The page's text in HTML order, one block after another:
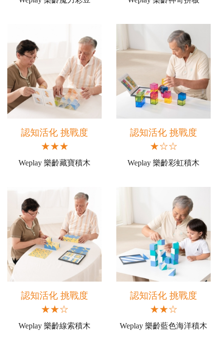
認知活化 挑戰度
★★★
Weplay 樂齡藏寶積木
認知活化 挑戰度
★☆☆
Weplay 樂齡彩虹積木
認知活化 挑戰度
★★☆
Weplay 樂齡線索積木
認知活化 挑戰度
★★☆
Weplay 樂齡藍色海洋積木